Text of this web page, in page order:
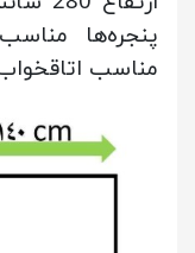
پنجره‌ها
مناسب اتاقخواب